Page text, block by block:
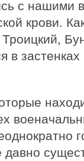
с нашими
крови.
в